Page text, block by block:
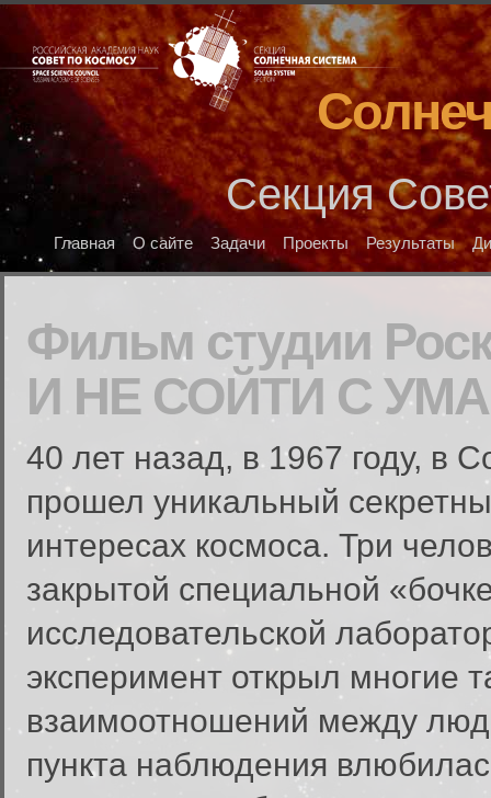
Секция
Главная О сайте Задачи Проекты Результаты
Фильм студии
И НЕ СОЙТИ С УМА
40 лет назад, в 1967 году, в
прошел уникальный
интересах космоса. Три
закрытой специальной
исследовательской
эксперимент открыл многие
взаимоотношений между
пункта наблюдения